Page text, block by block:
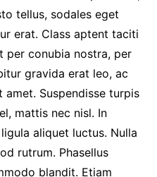
tellus, sodales eget
erat. Class aptent taciti
per conubia nostra, per
gravida erat leo, ac
Suspendisse turpis
mattis nec nisl. In
aliquet luctus. Nulla
rutrum. Phasellus
blandit. Etiam